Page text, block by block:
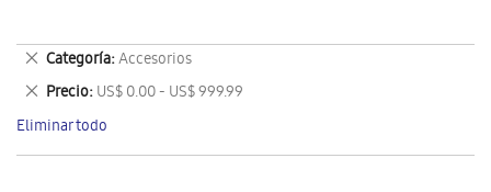
Categoría Accesorios
Eliminar
este
artículo
Precio US$ 0.00 - US$ 999.99
Eliminar
este
artículo
Eliminar todo